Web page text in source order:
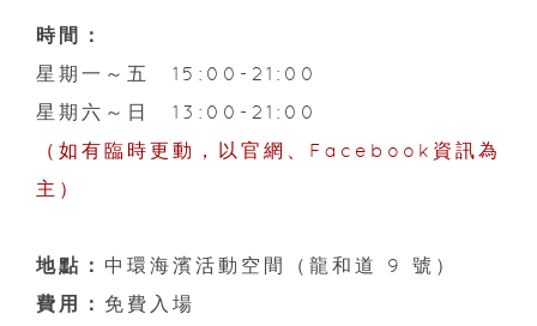
時間：
星期一～五 15:00-21:00
星期六～日 13:00-21:00
（如有臨時更動，以官網、Facebook資訊為
主）
地點： 中環海濱活動空間（龍和道 9 號）
費用： 免費入場